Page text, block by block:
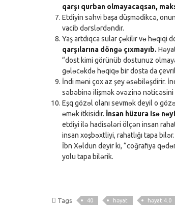
qarşı qurban olmayacaqsan,
Etdiyin səhvi başa düşmədikcə,
vacib dərslərdəndir.
Yaş artdıqca sular çəkilir və həqiqi
qarşılarına döngə çıxmayıb.
“dost kimi görünüb dostunuz
gələcəkdə həqiqə bir dosta da
İndi məni çox az şey əsəbiləşdirir.
səbəbinə ilişmək əvəzinə
Eşq gözəl olanı sevmək deyil o
əmək itkisidir. İnsan hüzura isə
etdiyi ilə hadisələri ölçən insan
insan xoşbəxtliyi, rahatlığı tapa
İbn Xəldun deyir ki, “coğrafiya
yolu tapa bilərik.
Tags 40 həyat həyat 4.0